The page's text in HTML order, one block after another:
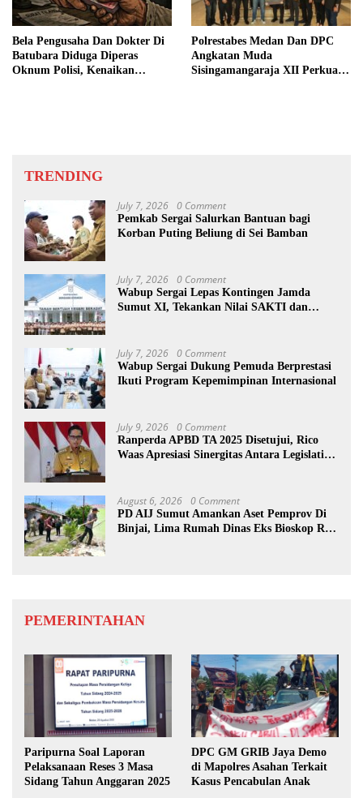
Bela Pengusaha Dan Dokter Di
Batubara Diduga Diperas
Oknum Polisi, Kenaikan
Polrestabes Medan Dan DPC
Angkatan Muda
Sisingamangaraja XII Perkuat
TRENDING
July 7, 2026 0 Comment
Pemkab Sergai Salurkan Bantuan bagi
Korban Puting Beliung di Sei Bamban
July 7, 2026 0 Comment
Wabup Sergai Lepas Kontingen Jamda
Sumut XI, Tekankan Nilai SAKTI dan
July 7, 2026 0 Comment
Wabup Sergai Dukung Pemuda Berprestasi
Ikuti Program Kepemimpinan Internasional
July 9, 2026 0 Comment
Ranperda APBD TA 2025 Disetujui, Rico
Waas Apresiasi Sinergitas Antara Legislatif
August 6, 2026 0 Comment
PD AIJ Sumut Amankan Aset Pemprov Di
Binjai, Lima Rumah Dinas Eks Bioskop Ria
PEMERINTAHAN
Paripurna Soal Laporan
Pelaksanaan Reses 3 Masa
Sidang Tahun Anggaran 2025
DPC GM GRIB Jaya Demo
di Mapolres Asahan Terkait
Kasus Pencabulan Anak